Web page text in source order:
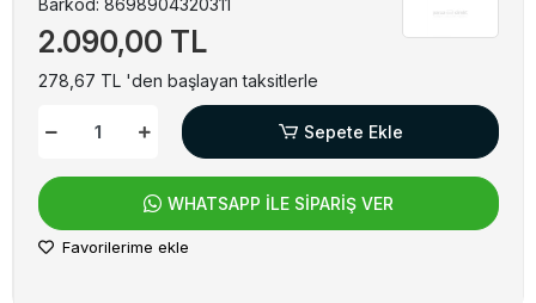
Barkod: 8698904320311
2.090,00 TL
278,67 TL 'den başlayan taksitlerle
Sepete Ekle
WHATSAPP İLE SİPARİŞ VER
Favorilerime ekle